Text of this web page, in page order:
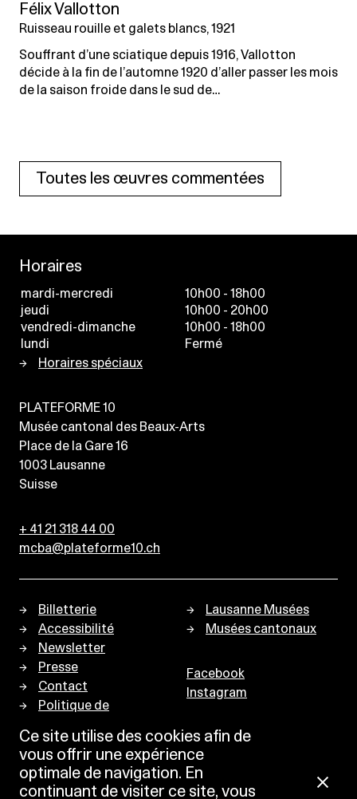
Ce site utilise des cookies afin de
vous offrir une expérience
optimale de navigation. En
continuant de visiter ce site, vous
Félix Vallotton
Ruisseau rouille et galets blancs, 1921
Souffrant d’une sciatique depuis 1916, Vallotton
décide à la fin de l’automne 1920 d’aller passer les mois
de la saison froide dans le sud de…
Toutes les œuvres commentées
Horaires
mardi-mercredi
10h00 - 18h00
jeudi
10h00 - 20h00
vendredi-dimanche
10h00 - 18h00
lundi
Fermé
Horaires spéciaux
PLATEFORME 10
Musée cantonal des Beaux-Arts
Place de la Gare 16
1003 Lausanne
Suisse
+ 41 21 318 44 00
mcba@plateforme10.ch
Billetterie
Accessibilité
Newsletter
Presse
Contact
Politique de
Lausanne Musées
Musées cantonaux
Facebook
Instagram